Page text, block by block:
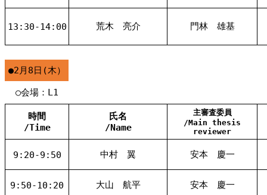
13:30-14:00 荒木 亮介 門林 雄基
●2月8日(木）
○会場：L1
時間
/Time
氏名
/Name
主審査委員
/Main thesis
reviewer
9:20-9:50 中村 翼 安本 慶一
9:50-10:20 大山 航平 安本 慶一